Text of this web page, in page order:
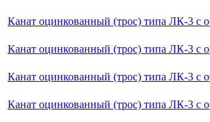
Канат оцинкованный (трос) типа ЛК-3 с
Канат оцинкованный (трос) типа ЛК-3 с
Канат оцинкованный (трос) типа ЛК-3 с
Канат оцинкованный (трос) типа ЛК-3 с